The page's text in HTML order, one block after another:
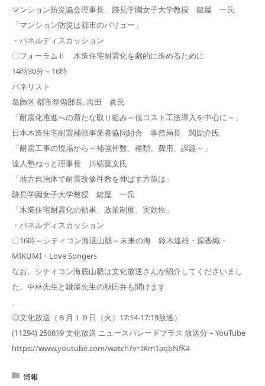
マンション防災協会理事長、跡見学園女子大学教授 鍵屋 一氏
「マンション防災は都市のバリュー」
・パネルディスカッション
〇フォーラムⅡ 木造住宅耐震化を劇的に進めるために
14時30分～16時
パネリスト
葛飾区 都市整備部長. 吉田 眞氏
「耐震化推進への新たな取り組み～低コスト工法導入を中心に～」
日本木造住宅耐震補強事業者協同組合 事務局長 関励介氏
「耐震工事の現場から～補強件数、種類、費用、課題～」
達人塾ねっと理事長 川端寛文氏
「地方自治体で耐震改修件数を伸ばす方策は」
跡見学園女子大学教授 鍵屋 一氏
「木造住宅耐震化の効果、政策制度、実効性」
・パネルディスカッション
〇16時～シティコン海底山脈～未来の海 鈴木達雄・原香織・
MIKUMI・Love Songers
なお、シティコン海底山脈は文化放送さんが紹介してくださいまし
た。中林先生と鍵屋先生の秋田弁も聞けます
。
◎文化放送（８月１９日（火）17:14-17:19放送）
(11294) 250819 文化放送 ニュースパレードプラス 放送分 – YouTube
https://www.youtube.com/watch?v=IKm1aqbNfK4
情報